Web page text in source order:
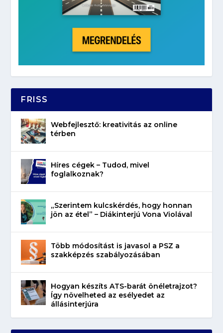
FRISS
Webfejlesztő: kreativitás az online
térben
Híres cégek – Tudod, mivel
foglalkoznak?
„Szerintem kulcskérdés, hogy honnan
jön az étel” – Diákinterjú Vona Violával
Több módosítást is javasol a PSZ a
szakképzés szabályozásában
Hogyan készíts ATS-barát önéletrajzot?
Így növelheted az esélyedet az
állásinterjúra